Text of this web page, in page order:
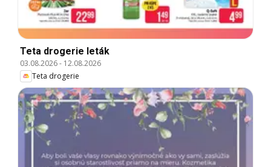
Teta drogerie leták
03.08.2026- 12.08.2026
Teta drogerie